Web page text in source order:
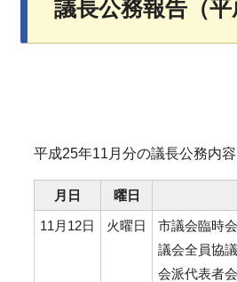
議長公務報告（平
平成25年11月分の議長公務内
月日 曜日
11月12日
火曜日
市議会臨時会
議会全員協
会派代表者